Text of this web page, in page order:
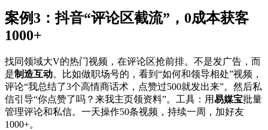
案例3：抖音“评论区截流”，0成本获客
1000+
找同领域大V的热门视频，在评论区抢前排。不是发广告，而
是制造互动。比如做职场号的，看到“如何和领导相处”视频，
评论“我总结了3个高情商话术，点赞过500就发出来”。然后私
信引导“你点赞了吗？来我主页领资料”。工具：用易媒宝批量
管理评论和私信。一天操作50条视频，持续一周，加好友
1000+。